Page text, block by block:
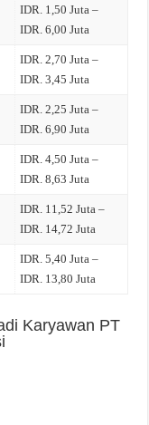
IDR. 1,50 Juta –
IDR. 6,00 Juta
IDR. 2,70 Juta –
IDR. 3,45 Juta
IDR. 2,25 Juta –
IDR. 6,90 Juta
IDR. 4,50 Juta –
IDR. 8,63 Juta
IDR. 11,52 Juta –
IDR. 14,72 Juta
IDR. 5,40 Juta –
IDR. 13,80 Juta
Karyawan PT